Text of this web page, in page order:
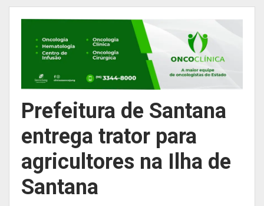
Prefeitura de Santana
entrega trator para
agricultores na Ilha de
Santana